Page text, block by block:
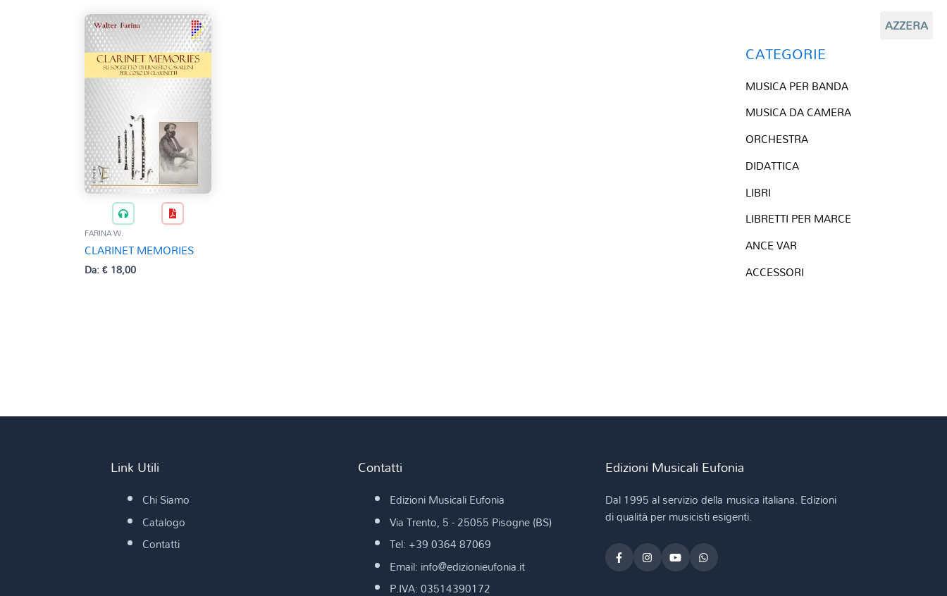
FARINA W.
CLARINET MEMORIES
Da:€18,00
Composizioni originali
QR base
QR esecuzione
AZZERA
CATEGORIE
MUSICA PER BANDA
MUSICA DA CAMERA
ORCHESTRA
DIDATTICA
LIBRI
LIBRETTI PER MARCE
ANCE VAR
ACCESSORI
Link Utili
Chi Siamo
Catalogo
Contatti
Contatti
Edizioni Musicali Eufonia
Via Trento, 5 - 25055 Pisogne (BS)
Tel: +39 0364 87069
Email: info@edizionieufonia.it
P.IVA: 03514390172
Edizioni Musicali Eufonia
Dal 1995 al servizio della musica italiana. Edizioni
di qualità per musicisti esigenti.